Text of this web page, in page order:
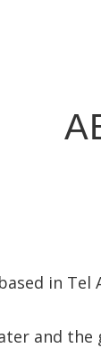
in Tel
and